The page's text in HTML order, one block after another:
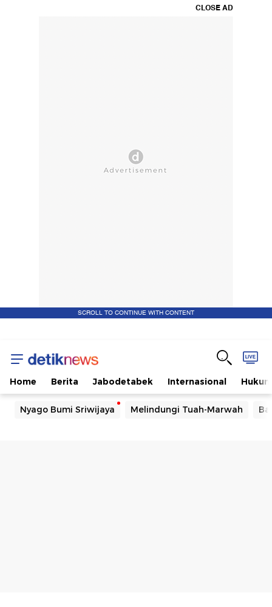
CLOSE AD
SCROLL TO CONTINUE WITH CONTENT
Home Berita Jabodetabek Internasional Hukum
Nyago Bumi Sriwijaya Melindungi Tuah-Marwah